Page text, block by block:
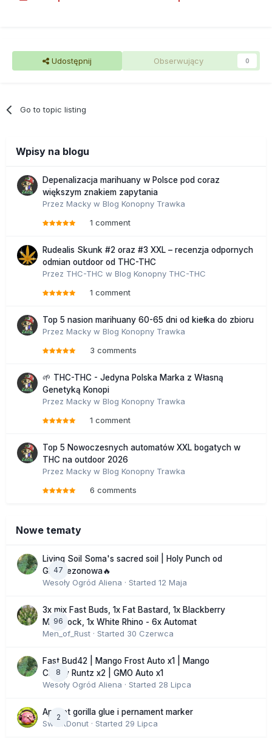
Udostępnij Obserwujący 0
Go to topic listing
Wpisy na blogu
Depenalizacja marihuany w Polsce pod coraz
większym znakiem zapytania
Przez Macky w Blog Konopny Trawka
1 comment
Rudealis Skunk #2 oraz #3 XXL – recenzja odpornych
odmian outdoor od THC-THC
Przez THC-THC w Blog Konopny THC-THC
1 comment
Top 5 nasion marihuany 60-65 dni od kiełka do zbioru
Przez Macky w Blog Konopny Trawka
3 comments
🌱 THC-THC - Jedyna Polska Marka z Własną
Genetyką Konopi
Przez Macky w Blog Konopny Trawka
1 comment
Top 5 Nowoczesnych automatów XXL bogatych w
THC na outdoor 2026
Przez Macky w Blog Konopny Trawka
6 comments
Nowe tematy
47
Living Soil Soma's sacred soil | Holy Punch od
GHS sezonowa🔥
Wesoły Ogród Aliena · Started 12 Maja
96
3x mix Fast Buds, 1x Fat Bastard, 1x Blackberry
Moonrock, 1x White Rhino - 6x Automat
Men_of_Rust · Started 30 Czerwca
8
Fast Bud42 | Mango Frost Auto x1 | Mango
Cherry Runtz x2 | GMO Auto x1
Wesoły Ogród Aliena · Started 28 Lipca
2
Apricot gorilla glue i pernament marker
SweetDonut · Started 29 Lipca